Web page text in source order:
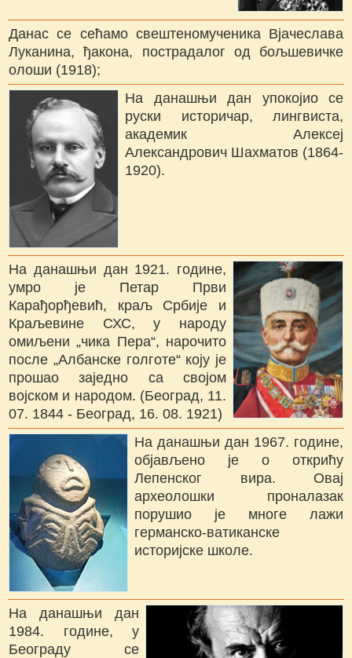
Данас се сећамо свештеномученика Вјачеслава
Луканина, ђакона, пострадалог од бољшевичке
олоши (1918);
На данашњи дан упокојио се
руски историчар, лингвиста,
академик Алексеј
Александрович Шахматов (1864-
1920).
На данашњи дан 1921. године,
умро је Петар Први
Карађорђевић, краљ Србије и
Краљевине СХС, у народу
омиљени „чика Пера“, нарочито
после „Албанске голготе“ коју је
прошао заједно са својом
војском и народом. (Београд, 11.
07. 1844 - Београд, 16. 08. 1921)
На данашњи дан 1967. године,
објављено је о открићу
Лепенског вира. Овај
археолошки проналазак
порушио је многе лажи
германско-ватиканске
историјске школе.
На данашњи дан
1984. године, у
Београду се